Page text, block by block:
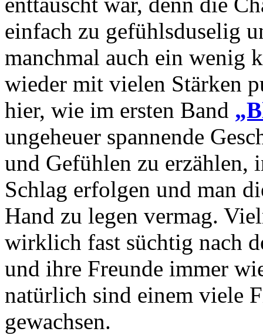
einfach zu gefühlsduselig
manchmal auch ein wenig
wieder mit vielen Stärken
hier, wie im ersten Band
ungeheuer spannende
und Gefühlen zu erzählen,
Schlag erfolgen und man
Hand zu legen vermag.
wirklich fast süchtig nach
und ihre Freunde immer
natürlich sind einem viele
gewachsen.